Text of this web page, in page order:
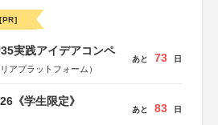
[PR]
実践アイデアコンペ
アプラットフォーム）
あと 73 日
《学生限定》
あと 83 日